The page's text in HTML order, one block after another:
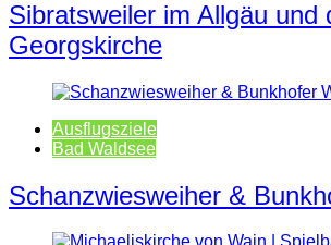
Sibratsweiler im Allgäu und
Georgskirche
Ausflugsziele
Bad Waldsee
Schanzwiesweiher &